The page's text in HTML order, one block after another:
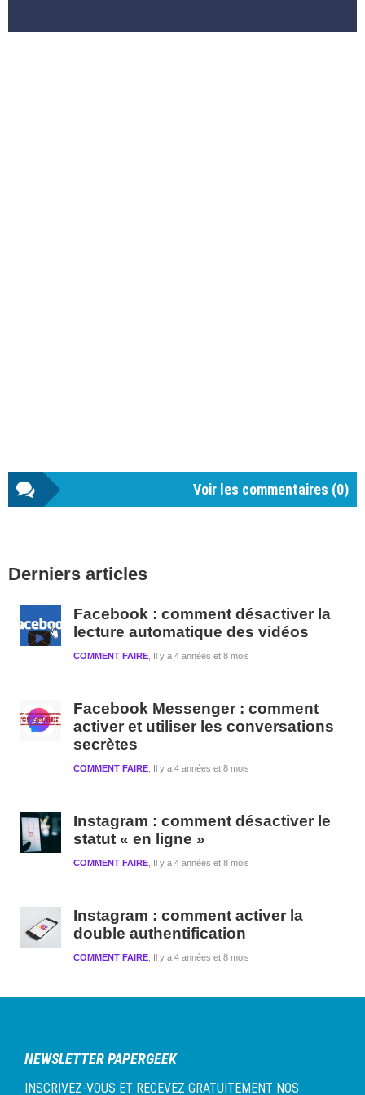
Voir les commentaires (0)
latérale
Derniers articles
Facebook : comment désactiver la
lecture automatique des vidéos
Il y a 4 années et 8 mois
COMMENT FAIRE
Facebook Messenger : comment
activer et utiliser les conversations
secrètes
Il y a 4 années et 8 mois
COMMENT FAIRE
Instagram : comment désactiver le
statut « en ligne »
Il y a 4 années et 8 mois
COMMENT FAIRE
Instagram : comment activer la
double authentification
Il y a 4 années et 8 mois
COMMENT FAIRE
NEWSLETTER PAPERGEEK
INSCRIVEZ-VOUS ET RECEVEZ GRATUITEMENT NOS